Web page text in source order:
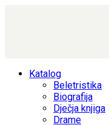
Katalog
Beletristika
Biografija
Dječja knjiga
Drame